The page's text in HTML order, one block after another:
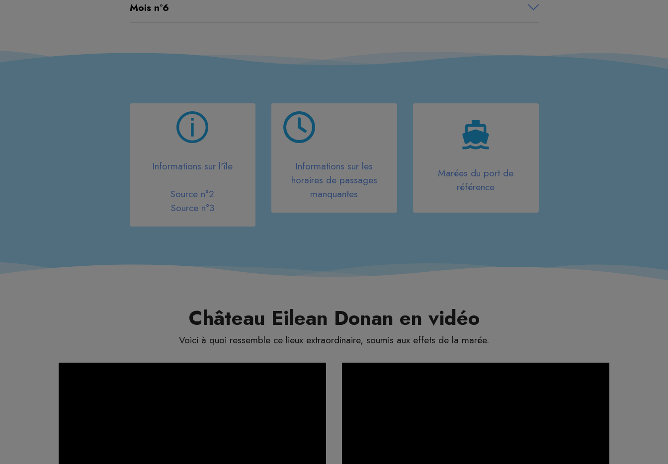
Mois n°6
Informations sur l'île
Source n°2
Source n°3
Informations sur les
horaires de passages
manquantes
Marées du port de
référence
Château Eilean Donan en vidéo
Voici à quoi ressemble ce lieux extraordinaire, soumis aux effets de la marée.